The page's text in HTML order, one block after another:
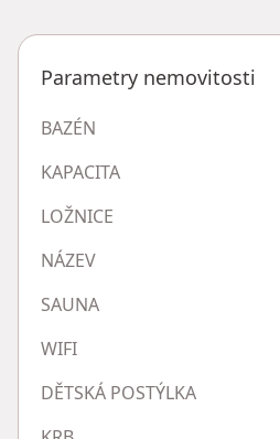
Parametry nemovitosti
BAZÉN
KAPACITA
LOŽNICE
NÁZEV
SAUNA
WIFI
DĚTSKÁ POSTÝLKA